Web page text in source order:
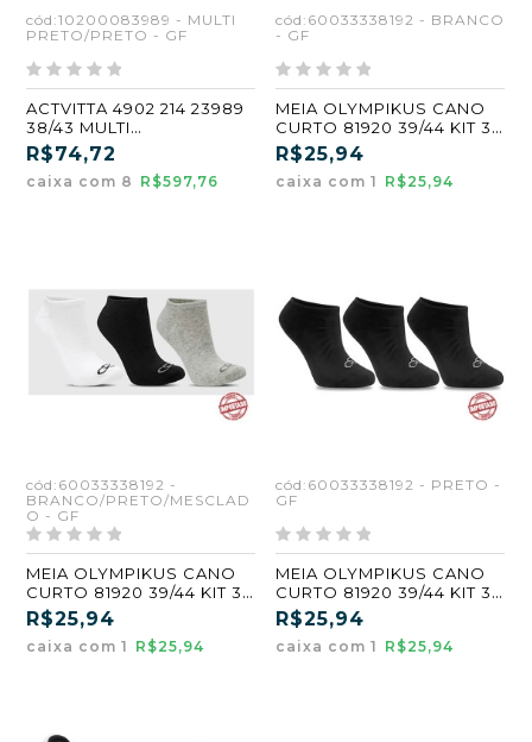
cód:10200083989 - MULTI
PRETO/PRETO - GF
ACTVITTA 4902 214 23989
38/43 MULTI
PRETO/PRETO (CX8) (GF)
R$74,72
caixa com 8 R$597,76
cód:60033338192 - BRANCO
- GF
MEIA OLYMPIKUS CANO
CURTO 81920 39/44 KIT 3
PARES - BRANCO (GF)
R$25,94
caixa com 1 R$25,94
cód:60033338192 -
BRANCO/PRETO/MESCLAD
O - GF
MEIA OLYMPIKUS CANO
CURTO 81920 39/44 KIT 3
PARES -
BRANCO/PRETO/MESCLA
DO (GF)
R$25,94
caixa com 1 R$25,94
cód:60033338192 - PRETO -
GF
MEIA OLYMPIKUS CANO
CURTO 81920 39/44 KIT 3
PARES - PRETO (GF)
R$25,94
caixa com 1 R$25,94